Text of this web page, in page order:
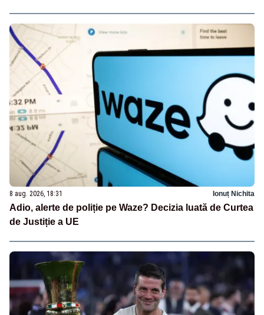
8 aug. 2026, 18:31 Ionuț Nichita
Adio, alerte de poliție pe Waze? Decizia luată de Curtea
de Justiție a UE